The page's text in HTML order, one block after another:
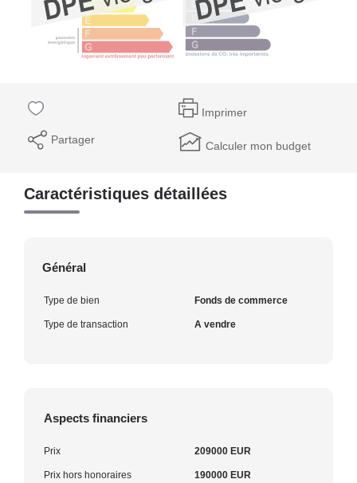
Imprimer
Partager Calculer mon budget
Caractéristiques détaillées
Général
Type de bien Fonds de commerce
Type de transaction A vendre
Aspects financiers
Prix 209000 EUR
Prix hors honoraires 190000 EUR